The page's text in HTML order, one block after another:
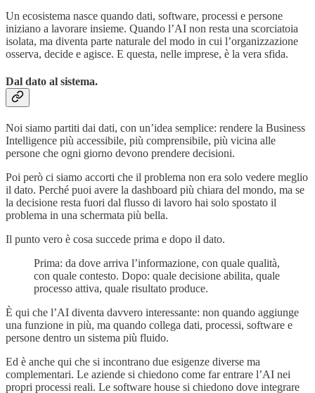
Un ecosistema nasce quando dati, software, processi e persone
iniziano a lavorare insieme. Quando l’AI non resta una scorciatoia
isolata, ma diventa parte naturale del modo in cui l’organizzazione
osserva, decide e agisce. E questa, nelle imprese, è la vera sfida.
Dal dato al sistema.
Noi siamo partiti dai dati, con un’idea semplice: rendere la Business
Intelligence più accessibile, più comprensibile, più vicina alle
persone che ogni giorno devono prendere decisioni.
Poi però ci siamo accorti che il problema non era solo vedere meglio
il dato. Perché puoi avere la dashboard più chiara del mondo, ma se
la decisione resta fuori dal flusso di lavoro hai solo spostato il
problema in una schermata più bella.
Il punto vero è cosa succede prima e dopo il dato.
Prima: da dove arriva l’informazione, con quale qualità,
con quale contesto. Dopo: quale decisione abilita, quale
processo attiva, quale risultato produce.
È qui che l’AI diventa davvero interessante: non quando aggiunge
una funzione in più, ma quando collega dati, processi, software e
persone dentro un sistema più fluido.
Ed è anche qui che si incontrano due esigenze diverse ma
complementari. Le aziende si chiedono come far entrare l’AI nei
propri processi reali. Le software house si chiedono dove integrare